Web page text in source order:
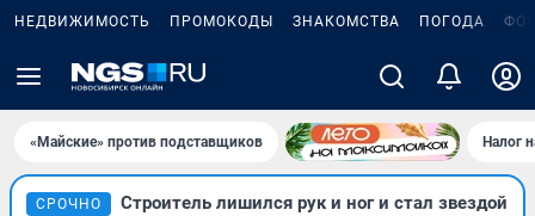
НЕДВИЖИМОСТЬ ПРОМОКОДЫ ЗНАКОМСТВА ПОГОДА
«Майские» против подставщиков Налог
СРОЧНО
Строитель лишился рук и ног и стал звездой